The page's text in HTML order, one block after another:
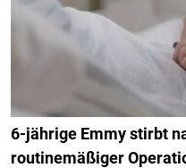
6-jährige Emmy stirbt
routinemäßiger